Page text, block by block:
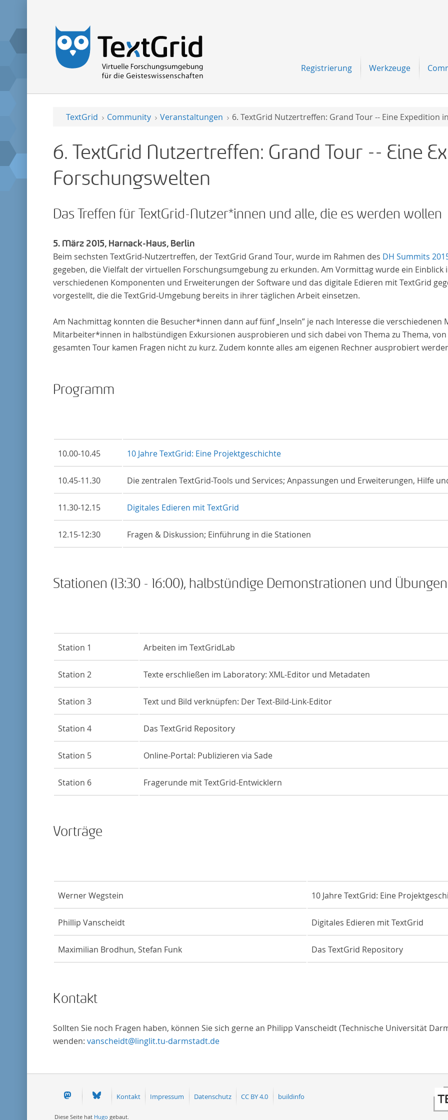
Registrierung Werkzeuge
TextGrid Community Veranstaltungen 6. TextGrid Nutzertreffen: Grand Tour -- Eine Expedition
6. TextGrid Nutzertreffen: Grand Tour -- Eine
Forschungswelten
Das Treffen für TextGrid-Nutzer*innen und alle, die es werden wollen
5. März 2015, Harnack-Haus, Berlin
Beim sechsten TextGrid-Nutzertreffen, der TextGrid Grand Tour, wurde im Rahmen des DH Summits
gegeben, die Vielfalt der virtuellen Forschungsumgebung zu erkunden. Am Vormittag wurde ein Einblick
verschiedenen Komponenten und Erweiterungen der Software und das digitale Edieren mit TextGrid
vorgestellt, die die TextGrid-Umgebung bereits in ihrer täglichen Arbeit einsetzen.
Am Nachmittag konnten die Besucher*innen dann auf fünf „Inseln” je nach Interesse die
Mitarbeiter*innen in halbstündigen Exkursionen ausprobieren und sich dabei von Thema zu Thema,
gesamten Tour kamen Fragen nicht zu kurz. Zudem konnte alles am eigenen Rechner ausprobiert
Programm
10.00-10.45 10 Jahre TextGrid: Eine Projektgeschichte
10.45-11.30 Die zentralen TextGrid-Tools und Services; Anpassungen und Erweiterungen, Hilfe
11.30-12.15 Digitales Edieren mit TextGrid
12.15-12:30 Fragen & Diskussion; Einführung in die Stationen
Stationen (13:30 - 16:00), halbstündige Demonstrationen und Übungen
Station 1 Arbeiten im TextGridLab
Station 2 Texte erschließen im Laboratory: XML-Editor und Metadaten
Station 3 Text und Bild verknüpfen: Der Text-Bild-Link-Editor
Station 4 Das TextGrid Repository
Station 5 Online-Portal: Publizieren via Sade
Station 6 Fragerunde mit TextGrid-Entwicklern
Vorträge
Werner Wegstein 10 Jahre TextGrid: Eine
Phillip Vanscheidt Digitales Edieren mit TextGrid
Maximilian Brodhun, Stefan Funk Das TextGrid Repository
Kontakt
Sollten Sie noch Fragen haben, können Sie sich gerne an Philipp Vanscheidt (Technische Universität
wenden: vanscheidt@linglit.tu-darmstadt.de
Kontakt Impressum Datenschutz CC BY 4.0 buildinfo
Diese Seite hat Hugo gebaut.